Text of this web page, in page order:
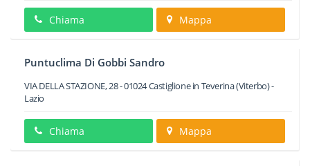
Chiama Mappa
Puntuclima Di Gobbi Sandro
VIA DELLA STAZIONE, 28-01024Castiglione in Teverina(Viterbo) -
Lazio
Chiama Mappa